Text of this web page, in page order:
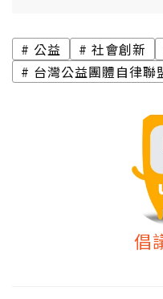
公益 社會創新
台灣公益團體自律聯
倡